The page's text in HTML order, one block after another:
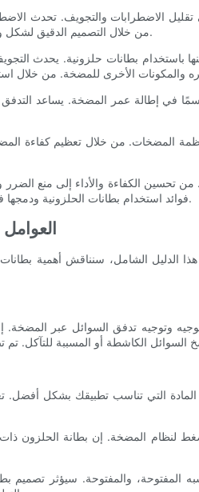
الاضطرابات والتجويف. تحدث
من خلال التصميم الدقيق لشكل وحجم بطانة الحلزون، يمكن للمصنعين تقليل الاضطرابات وضمان تدفق سلس للسائل عبر المضخة.
بطانات حلزونية. يحدث
في إطالة عمر المضخة. يساعد
المضخات. من خلال تعظيم كفاءة
من تحسين الكفاءة والأداء إلى منع
فوائد استخدام بطانات الحلزونية ودمجها في تصميمات المضخات، يمكن للمصنعين ضمان تشغيل أنظمتهم بأقصى قدر من الكفاءة والموثوقية.
-
الشامل، سنناقش أهمية
وتوجيه تدفق السوائل عبر